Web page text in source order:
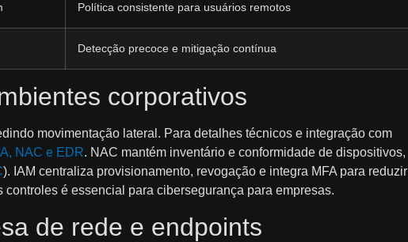
Política consistente para usuários remotos
Detecção precoce e mitigação contínua
corporativos
movimentação lateral. Para detalhes técnicos e integração com
NAC e EDR. NAC mantém inventário e conformidade de dispositivos,
). IAM centraliza provisionamento, revogação e integra MFA para reduzir
é essencial para cibersegurança para empresas.
de rede e endpoints